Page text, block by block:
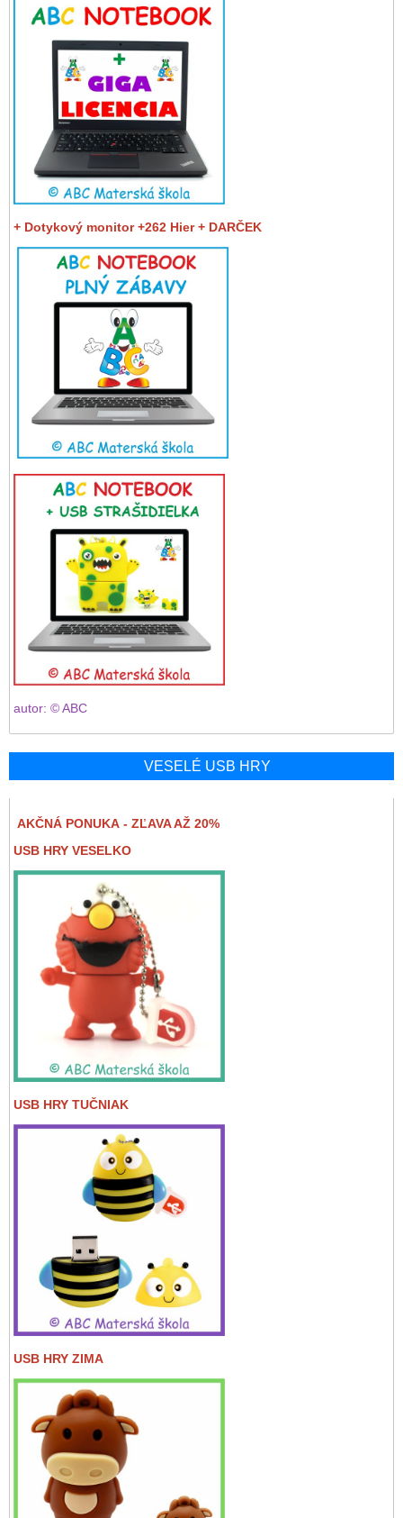
+ Dotykový monitor +262 Hier + DARČEK
autor: © ABC
VESELÉ USB HRY
AKČNÁ PONUKA - ZĽAVA AŽ 20%
USB HRY VESELKO
USB HRY TUČNIAK
USB HRY ZIMA